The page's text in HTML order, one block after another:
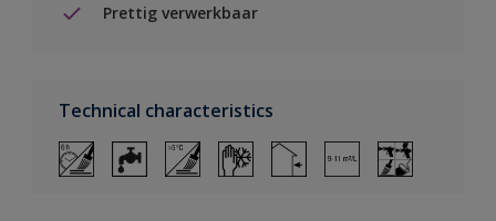
Prettig verwerkbaar
Technical characteristics